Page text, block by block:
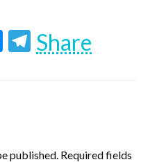
Messenger
Telegram
Share
published. Required fields